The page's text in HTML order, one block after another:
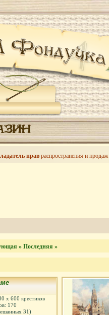
прав распространения и продаж
» Последняя »
х 600 крестиков
170
31)